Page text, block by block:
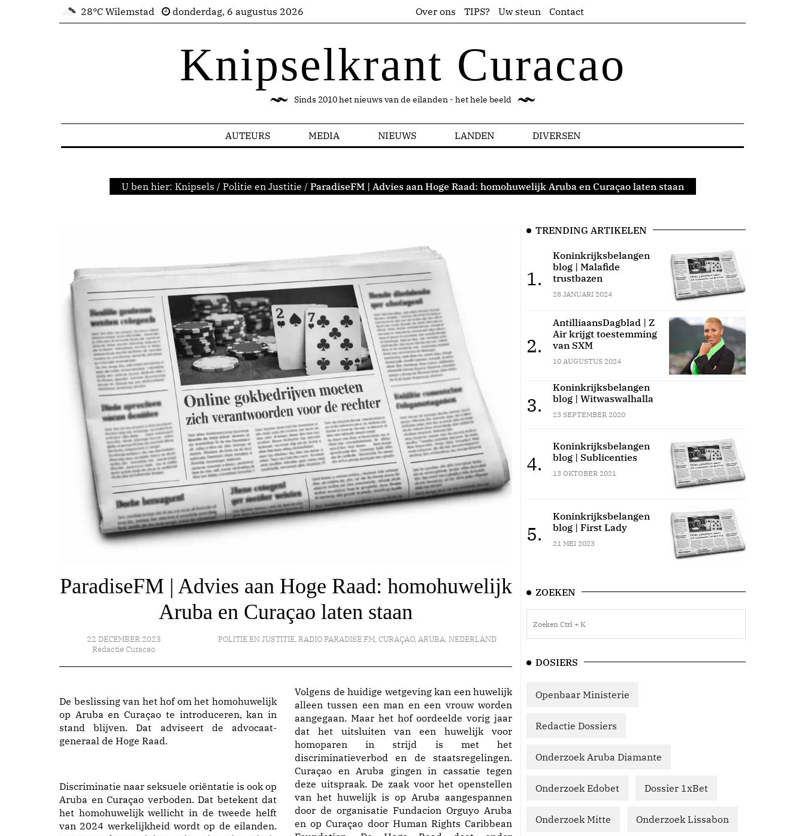
28°C Wilemstad donderdag, 6 augustus 2026 Over ons TIPS? Uw steun Contact
Knipselkrant Curacao
Sinds 2010 het nieuws van de eilanden - het hele beeld
AUTEURS MEDIA NIEUWS LANDEN DIVERSEN
U ben hier: Knipsels / Politie en Justitie / ParadiseFM | Advies aan Hoge Raad: homohuwelijk Aruba en Curaçao laten staan
ParadiseFM | Advies aan Hoge Raad: homohuwelijk
Aruba en Curaçao laten staan
22 DECEMBER 2023
Redactie Curacao
POLITIE EN JUSTITIE,RADIO PARADISE FM,CURAÇAO,ARUBA,NEDERLAND
De beslissing van het hof om het homohuwelijk
op Aruba en Curaçao te introduceren, kan in
stand blijven. Dat adviseert de advocaat-
generaal de Hoge Raad.
Discriminatie naar seksuele oriëntatie is ook op
Aruba en Curaçao verboden. Dat betekent dat
het homohuwelijk wellicht in de tweede helft
van 2024 werkelijkheid wordt op de eilanden.
Volgens de huidige wetgeving kan een huwelijk
alleen tussen een man en een vrouw worden
aangegaan. Maar het hof oordeelde vorig jaar
dat het uitsluiten van een huwelijk voor
homoparen in strijd is met het
discriminatieverbod en de staatsregelingen.
Curaçao en Aruba gingen in cassatie tegen
deze uitspraak. De zaak voor het openstellen
van het huwelijk is op Aruba aangespannen
door de organisatie Fundacion Orguyo Aruba
en op Curaçao door Human Rights Caribbean
TRENDING ARTIKELEN
1.
Koninkrijksbelangen
blog | Malafide
trustbazen
28 JANUARI 2024
2.
AntilliaansDagblad | Z
Air krijgt toestemming
van SXM
10 AUGUSTUS 2024
3.
Koninkrijksbelangen
blog | Witwaswalhalla
23 SEPTEMBER 2020
4.
Koninkrijksbelangen
blog | Sublicenties
13 OKTOBER 2021
5.
Koninkrijksbelangen
blog | First Lady
21 MEI 2023
ZOEKEN
DOSIERS
Openbaar Ministerie
Redactie Dossiers
Onderzoek Aruba Diamante
Onderzoek Edobet Dossier 1xBet
Onderzoek Mitte Onderzoek Lissabon